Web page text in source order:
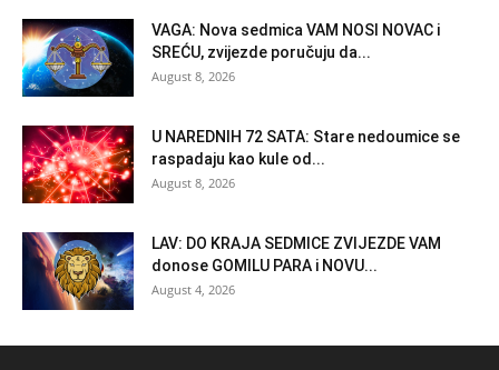
VAGA: Nova sedmica VAM NOSI NOVAC i
SREĆU, zvijezde poručuju da...
August 8, 2026
U NAREDNIH 72 SATA: Stare nedoumice se
raspadaju kao kule od...
August 8, 2026
LAV: DO KRAJA SEDMICE ZVIJEZDE VAM
donose GOMILU PARA i NOVU...
August 4, 2026